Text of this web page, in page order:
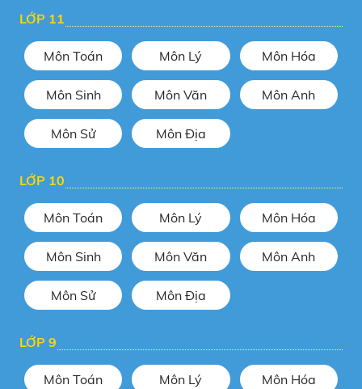
Bài tập di truyền liên kết với giới
tính – Sinh 12 - Thầy Nguyễn Đức
Tổng ôn di truyền học quần thể -
Sinh 12 - Thầy Kiều Vũ Mạnh
Ngữ Văn 12 - Cô Phạm Thị Thu
Phương
Kiểm tra cuối học kì 1 - Tiếng Anh
12 - Giáo viên : Nguyễn Kim Long
Sự phối hợp giữa các thì trong mệnh
đề - Cô Hoàng Xuân
LỚP 11
Môn Toán Môn Lý Môn Hóa
Môn Sinh Môn Văn Môn Anh
Môn Sử Môn Địa
LỚP 10
Môn Toán Môn Lý Môn Hóa
Môn Sinh Môn Văn Môn Anh
Môn Sử Môn Địa
LỚP 9
Môn Toán Môn Lý Môn Hóa